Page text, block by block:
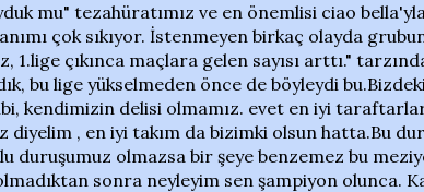
mu" tezahüratımız ve en önemlisi ciao
çok sıkıyor. İstenmeyen birkaç olayda
1.lige çıkınca maçlara gelen sayısı arttı."
bu lige yükselmeden önce de böyleydi
kendimizin delisi olmamız. evet en iyi
diyelim , en iyi takım da bizimki olsun hatta.Bu
duruşumuz olmazsa bir şeye benzemez bu
sonra neyleyim sen şampiyon olunca.